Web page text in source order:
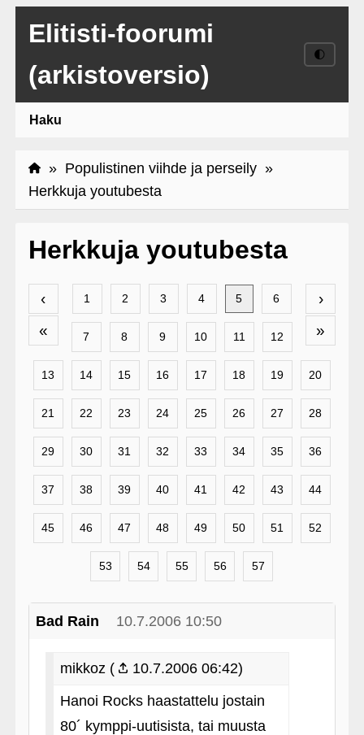
Elitisti-foorumi
(arkistoversio)
🌓
Haku
» Populistinen viihde ja perseily»
Herkkuja youtubesta
Herkkuja youtubesta
‹
«
›
»
1 2 3 4 5 6
7 8 9 10 11 12
13 14 15 16 17 18 19 20
21 22 23 24 25 26 27 28
29 30 31 32 33 34 35 36
37 38 39 40 41 42 43 44
45 46 47 48 49 50 51 52
53 54 55 56 57
Bad Rain 10.7.2006 10:50
mikkoz (
10.7.2006 06:42)
Hanoi Rocks haastattelu jostain
80´ kymppi-uutisista, tai muusta